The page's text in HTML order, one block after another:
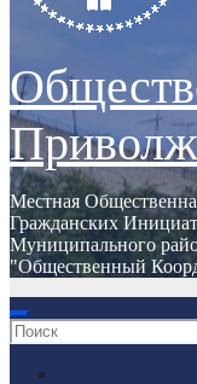
Местная
Гражданских
Муниципального
"Общественный